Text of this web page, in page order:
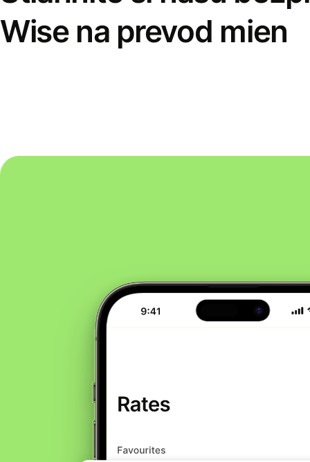
Wise na prevod mien